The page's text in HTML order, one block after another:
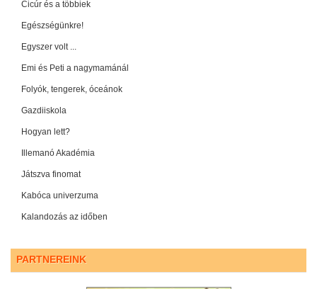
Cicúr és a többiek
Egészségünkre!
Egyszer volt ...
Emi és Peti a nagymamánál
Folyók, tengerek, óceánok
Gazdiiskola
Hogyan lett?
Illemanó Akadémia
Játszva finomat
Kabóca univerzuma
Kalandozás az időben
PARTNEREINK